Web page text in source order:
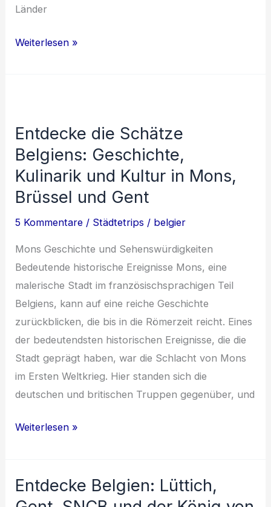
Länder
Belgien:
Weiterlesen »
Entdecke die Schätze
Belgiens: Geschichte,
Kulinarik und Kultur in Mons,
Brüssel und Gent
5 Kommentare / Städtetrips / belgier
Mons Geschichte und Sehenswürdigkeiten
Bedeutende historische Ereignisse Mons, eine
malerische Stadt im französischsprachigen Teil
Belgiens, kann auf eine reiche Geschichte
zurückblicken, die bis in die Römerzeit reicht. Eines
der bedeutendsten historischen Ereignisse, die die
Stadt geprägt haben, war die Schlacht von Mons
im Ersten Weltkrieg. Hier standen sich die
deutschen und britischen Truppen gegenüber, und
Entdecke
Belgiens:
Geschichte,
Weiterlesen »
Entdecke Belgien: Lüttich,